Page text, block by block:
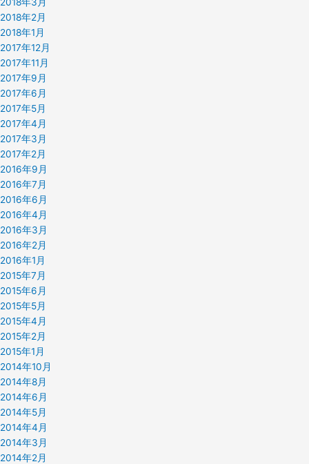
2018年2月
2018年1月
2017年12月
2017年11月
2017年9月
2017年6月
2017年5月
2017年4月
2017年3月
2017年2月
2016年9月
2016年7月
2016年6月
2016年4月
2016年3月
2016年2月
2016年1月
2015年7月
2015年6月
2015年5月
2015年4月
2015年2月
2015年1月
2014年10月
2014年8月
2014年6月
2014年5月
2014年4月
2014年3月
2014年2月